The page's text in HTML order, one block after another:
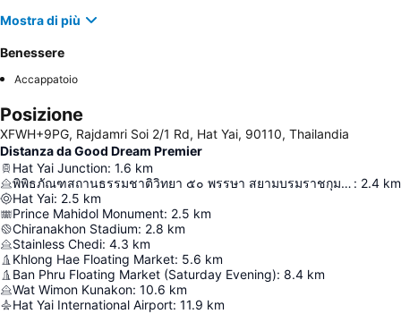
Mostra di più
Benessere
Accappatoio
Posizione
XFWH+9PG, Rajdamri Soi 2/1 Rd, Hat Yai, 90110, Thailandia
Distanza da Good Dream Premier
Hat Yai Junction: 1.6 km
พิพิธภัณฑสถานธรรมชาติวิทยา ๕๐ พรรษา สยามบรมราชกุมารี : 2.4 km
Hat Yai: 2.5 km
Prince Mahidol Monument: 2.5 km
Chiranakhon Stadium: 2.8 km
Stainless Chedi: 4.3 km
Khlong Hae Floating Market: 5.6 km
Ban Phru Floating Market (Saturday Evening): 8.4 km
Wat Wimon Kunakon: 10.6 km
Hat Yai International Airport: 11.9 km